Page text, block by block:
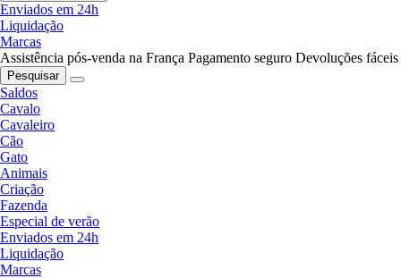
Enviados em 24h
Liquidação
Marcas
Assistência pós-venda na França Pagamento seguro Devoluções fáceis
Pesquisar
Saldos
Cavalo
Cavaleiro
Cão
Gato
Animais
Criação
Fazenda
Especial de verão
Enviados em 24h
Liquidação
Marcas